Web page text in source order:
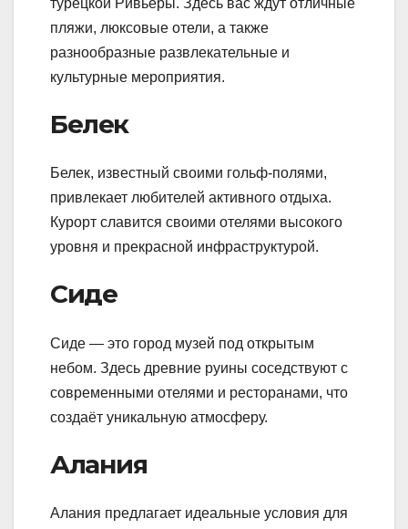
турецкой Ривьеры. Здесь вас ждут отличные
пляжи, люксовые отели, а также
разнообразные развлекательные и
культурные мероприятия.
Белек
Белек, известный своими гольф-полями,
привлекает любителей активного отдыха.
Курорт славится своими отелями высокого
уровня и прекрасной инфраструктурой.
Сиде
Сиде — это город музей под открытым
небом. Здесь древние руины соседствуют с
современными отелями и ресторанами, что
создаёт уникальную атмосферу.
Алания
Алания предлагает идеальные условия для